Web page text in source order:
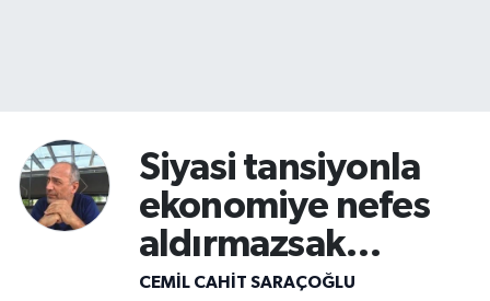
Siyasi tansiyonla
ekonomiye nefes
aldırmazsak…
CEMIL CAHIT SARAÇOĞLU